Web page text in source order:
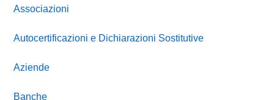
Associazioni
Autocertificazioni e Dichiarazioni Sostitutive
Aziende
Banche